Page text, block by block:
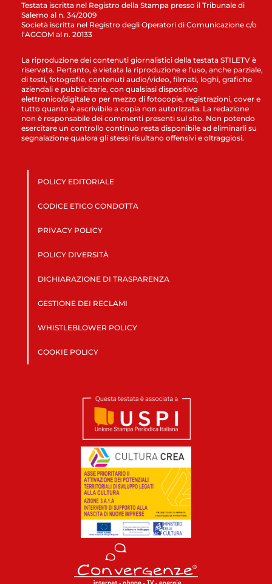
Testata iscritta nel Registro della Stampa presso il Tribunale di
Salerno al n. 34/2009
Società iscritta nel Registro degli Operatori di Comunicazione c/o
l’AGCOM al n. 20133
La riproduzione dei contenuti giornalistici della testata STILETV è
riservata. Pertanto, è vietata la riproduzione e l’uso, anche parziale,
di testi, fotografie, contenuti audio/video, filmati, loghi, grafiche
aziendali e pubblicitarie, con qualsiasi dispositivo
elettronico/digitale o per mezzo di fotocopie, registrazioni, cover e
tutto quanto è ascrivibile a copia non autorizzata. La redazione
non è responsabile dei commenti presenti sul sito. Non potendo
esercitare un controllo continuo resta disponibile ad eliminarli su
segnalazione qualora gli stessi risultano offensivi e oltraggiosi.
POLICY EDITORIALE
CODICE ETICO CONDOTTA
PRIVACY POLICY
POLICY DIVERSITÀ
DICHIARAZIONE DI TRASPARENZA
GESTIONE DEI RECLAMI
WHISTLEBLOWER POLICY
COOKIE POLICY